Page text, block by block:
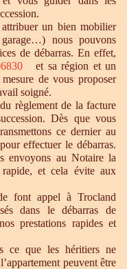
un bien mobilier
nous pouvons
de débarras. En effet,
et sa région et un
de vous proposer
soigné.
règlement de la facture
Dès que vous
ce dernier au
effectuer le débarras.
envoyons au Notaire la
et cela évite aux
font appel à Trocland
dans le débarras de
prestations rapides et
ce que les héritiers ne
peuvent être